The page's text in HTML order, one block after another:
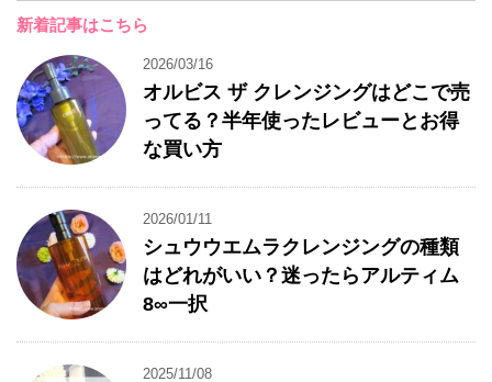
新着記事はこちら
2026/03/16
オルビス ザ クレンジングはどこで売
ってる？半年使ったレビューとお得
な買い方
2026/01/11
シュウウエムラクレンジングの種類
はどれがいい？迷ったらアルティム
8∞一択
2025/11/08